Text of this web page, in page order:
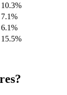
10.3%
7.1%
6.1%
15.5%